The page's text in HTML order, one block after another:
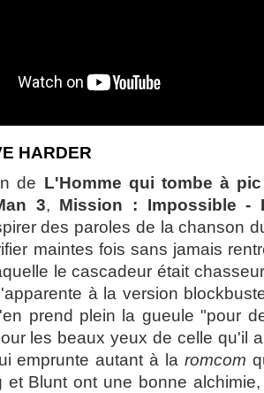
HARDER
de L'Homme qui tombe à pic
3, Mission : Impossible -
des paroles de la chanson
maintes fois sans jamais
le cascadeur était
à la version
prend plein la gueule "pour
les beaux yeux de celle qu'il
emprunte autant à la romcom
et Blunt ont une bonne